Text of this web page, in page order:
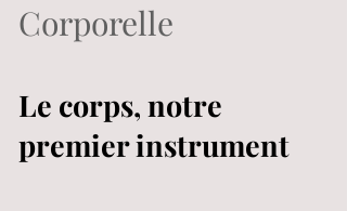
Corporelle
Le corps, notre
premier instrument